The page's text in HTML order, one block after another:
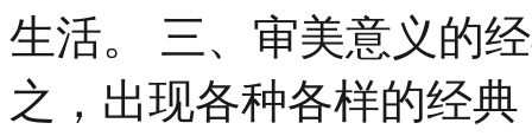
生活。 三、审美意义的
之，出现各种各样的经